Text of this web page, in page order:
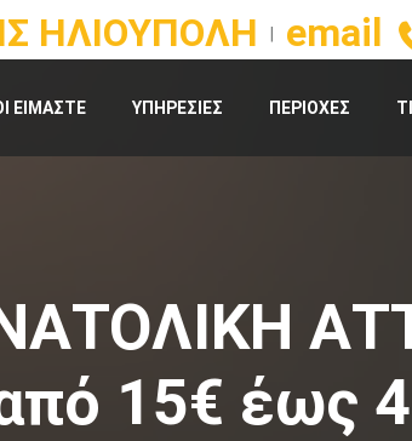
ΗΛΙΟΥΠΟΛΗ email
ΕΙΜΑΣΤΕ ΥΠΗΡΕΣΙΕΣ ΠΕΡΙΟΧΕΣ
15€ έως